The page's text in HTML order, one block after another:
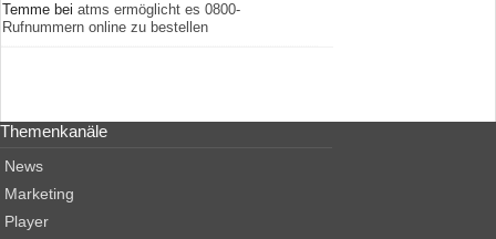
Temme bei atms ermöglicht es 0800-
Rufnummern online zu bestellen
Themenkanäle
News
Marketing
Player